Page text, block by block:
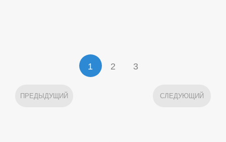
ПРЕДЫДУЩИЙ
1 2 3
СЛЕДУЮЩИЙ